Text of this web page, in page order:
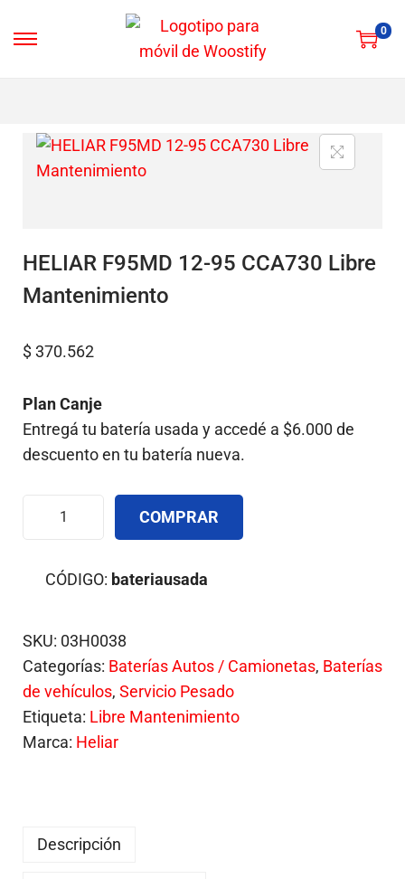
0
HELIAR F95MD 12-95 CCA730 Libre
Mantenimiento
$370.562
Plan Canje
Entregá tu batería usada y accedé a $6.000 de
descuento en tu batería nueva.
COMPRAR
CÓDIGO: bateriausada
SKU: 03H0038
Categorías: Baterías Autos / Camionetas, Baterías
de vehículos, Servicio Pesado
Etiqueta: Libre Mantenimiento
Marca: Heliar
Descripción